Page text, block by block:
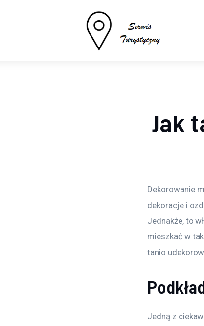
Jak
Dekorowanie
dekoracje i
Jednakże, to
mieszkać w
tanio
Jedną z